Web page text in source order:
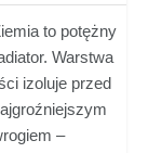
to potężny
Warstwa
izoluje przed
–